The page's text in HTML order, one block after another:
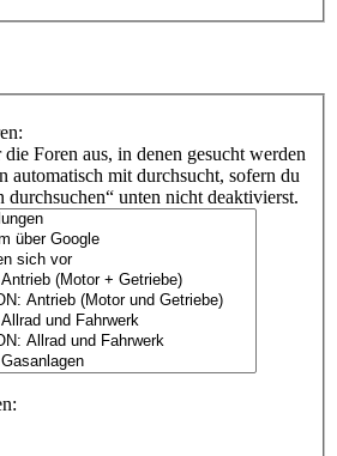
Foren aus, in denen gesucht werden
automatisch mit durchsucht, sofern du
unten nicht deaktivierst.